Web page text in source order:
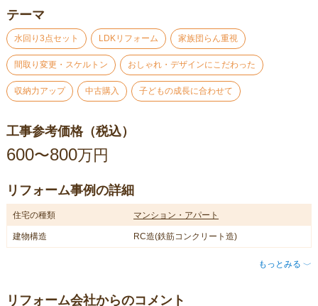
テーマ
水回り3点セット LDKリフォーム 家族団らん重視
間取り変更・スケルトン おしゃれ・デザインにこだわった
収納力アップ 中古購入 子どもの成長に合わせて
工事参考価格（税込）
600〜800万円
リフォーム事例の詳細
住宅の種類 マンション・アパート
建物構造 RC造(鉄筋コンクリート造)
もっとみる 〈
リフォーム会社からのコメント